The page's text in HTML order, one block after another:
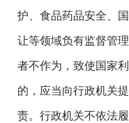
护、食品药品安全、
让等领域负有监督管
者不作为，致使国家
的，应当向行政机关
责。行政机关不依法